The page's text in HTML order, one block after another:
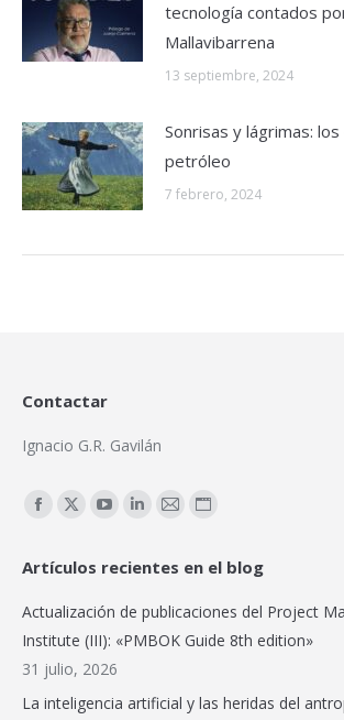
tecnología contados
Mallavibarrena
13 septiembre, 2024
Sonrisas y lágrimas:
petróleo
7 febrero, 2024
Contactar
Ignacio G.R. Gavilán
Encuéntranos en:
Facebook
opens
in
new
window
X
opens
new
window
YouTube
opens
in
new
window
Linkedin
opens
new
Mail
opens
in
new
Sitio
page
in
Artículos recientes en el blog
Actualización de publicaciones del Project
Institute (III): «PMBOK Guide 8th edition»
31 julio, 2026
La inteligencia artificial y las heridas del